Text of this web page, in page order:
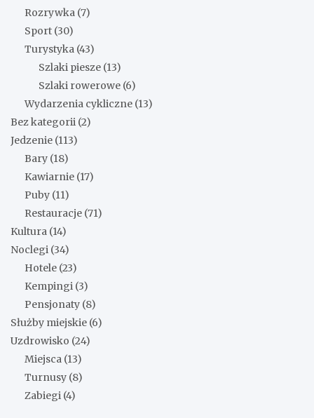
Rozrywka (7)
Sport (30)
Turystyka (43)
Szlaki piesze (13)
Szlaki rowerowe (6)
Wydarzenia cykliczne (13)
Bez kategorii (2)
Jedzenie (113)
Bary (18)
Kawiarnie (17)
Puby (11)
Restauracje (71)
Kultura (14)
Noclegi (34)
Hotele (23)
Kempingi (3)
Pensjonaty (8)
Służby miejskie (6)
Uzdrowisko (24)
Miejsca (13)
Turnusy (8)
Zabiegi (4)